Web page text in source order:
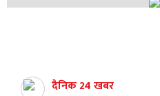
दैनिक 24 खबर